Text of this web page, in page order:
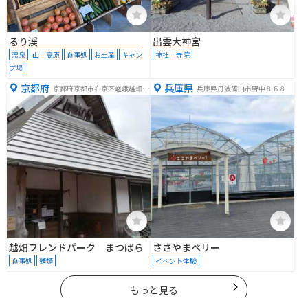
るり渓
温泉 山｜高原 食事処 お土産
キャン
プ場
出雲大神宮
神社｜寺院
京都府 京都府京都市右京区嵯峨越畑鍋
浦１０９−１
越畑フレンドパーク まつばら
食事処 麺類
兵庫県 兵庫県丹波篠山市野中８６８
ささやまベリー
イベント体験
もっと見る